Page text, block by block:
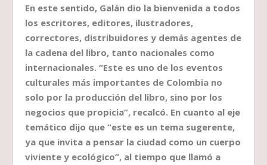
En este sentido, Galán dio la bienvenida a todos
los escritores, editores, ilustradores,
correctores, distribuidores y demás agentes de
la cadena del libro, tanto nacionales como
internacionales. “Este es uno de los eventos
culturales más importantes de Colombia no
solo por la producción del libro, sino por los
negocios que propicia”, recalcó. En cuanto al eje
temático dijo que “este es un tema sugerente,
ya que invita a pensar la ciudad como un cuerpo
viviente y ecológico”, al tiempo que llamó a